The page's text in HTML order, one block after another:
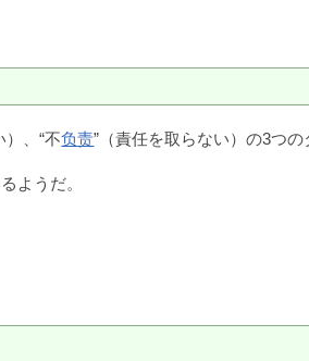
）、“不负责”（責任を取らない）の3つの
ようだ。